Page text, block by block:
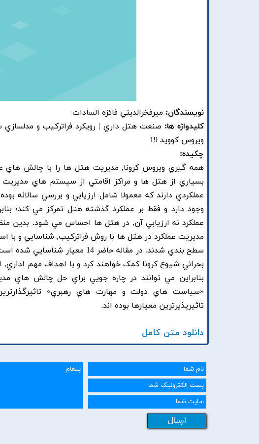
نویسندگان: ميرفخرالديني فائزه السادات
کلیدواژه ها:
ويروس کوويد 19
چکیده:
همه گيري ويروس کرونا, مديريت هتل ها را با چالش هاي
بسياري از هتل ها و مراکز اقامتي از سيستم هاي
عملکردي دارند که معمولا شامل ارزيابي و بررسي
وجود دارد و فقط بر عملکرد گذشته هتل تمرکز مي کند؛
عملکرد نه ارزيابي آن, در هتل ها احساس مي شود. بدين
مديريت عملکرد در هتل ها با روش فراترکيب, شناسايي و با
سطح بندي شدند. در مقاله حاضر
بحراني شيوع کرونا کمک خواهند کرد و با اهداف مهم
بنابراين مي توانند در چاره جويي براي حل چالش هاي
«سياست هاي دولت و مهارت هاي رهبري»
تاثيرپذيرترين معيارها بوده اند.
دانلود متن کامل
ارسال